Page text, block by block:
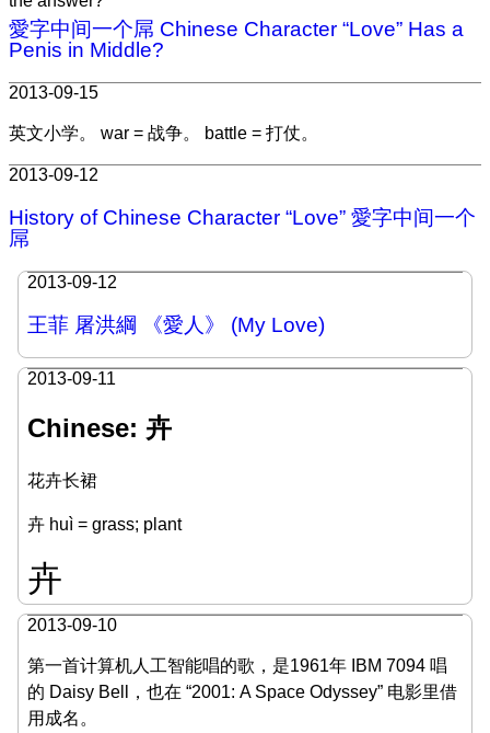
愛字中间一个屌 Chinese Character “Love” Has a
Penis in Middle?
2013-09-15
英文小学。 war = 战争。 battle = 打仗。
2013-09-12
History of Chinese Character “Love” 愛字中间一个
屌
2013-09-12
王菲 屠洪綱 《愛人》 (My Love)
2013-09-11
Chinese: 卉
花卉长裙
卉 huì = grass; plant
卉
2013-09-10
第一首计算机人工智能唱的歌，是1961年 IBM 7094 唱
的 Daisy Bell，也在 “2001: A Space Odyssey” 电影里借
用成名。